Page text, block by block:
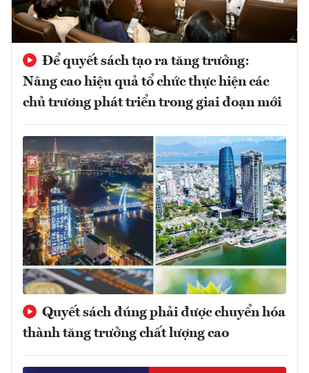
Để quyết sách tạo ra tăng trưởng:
Nâng cao hiệu quả tổ chức thực hiện các
chủ trương phát triển trong giai đoạn mới
Quyết sách đúng phải được chuyển hóa
thành tăng trưởng chất lượng cao